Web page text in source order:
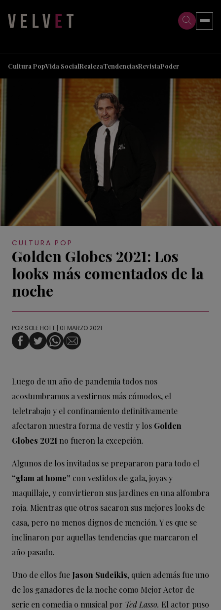
Cultura PopVida SocialRealezaTendenciasRevistaPoder
CULTURA POP
Golden Globes 2021: Los
looks más comentados de la
noche
POR SOLE HOTT | 01 MARZO 2021
Luego de un año de pandemia todos nos
acostumbramos a vestirnos más cómodos, el
teletrabajo y el confinamiento definitivamente
afectaron nuestra forma de vestir y los Golden
Globes 2021 no fueron la excepción.
Algunos de los invitados se prepararon para todo el
“glam at home” con vestidos de gala, joyas y
maquillaje, y convirtieron sus jardines en una alfombra
roja. Mientras que otros sacaron sus mejores looks de
casa, pero no menos dignos de mención. Y es que se
inclinaron por aquellas tendencias que marcaron el
año pasado.
Uno de ellos fue Jason Sudeikis, quien además fue uno
de los ganadores de la noche como Mejor Actor de
serie en comedia o musical por Ted Lasso. El actor puso